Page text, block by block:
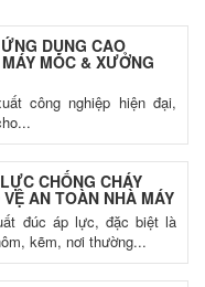
DỤNG CAO
MÓC & XƯỞNG
công nghiệp hiện đại,
CHỐNG CHÁY
AN TOÀN NHÀ MÁY
đúc áp lực, đặc biệt là
kẽm, nơi thường...